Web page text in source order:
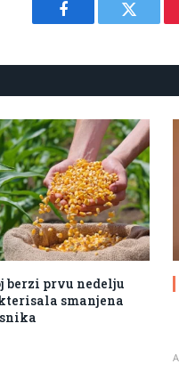
Facebook Twitter
berzi prvu nedelju
smanjena